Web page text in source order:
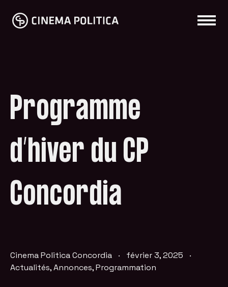
Programme
d’hiver du CP
Concordia
Cinema Politica Concordia · février 3, 2025
·
Actualités,Annonces,Programmation